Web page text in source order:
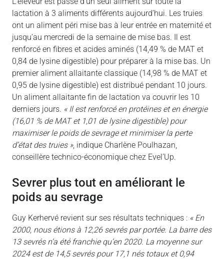
lactation à 3 aliments différents aujourd’hui. Les truies
ont un aliment péri mise bas à leur entrée en maternité et
jusqu’au mercredi de la semaine de mise bas. Il est
renforcé en fibres et acides aminés (14,49 % de MAT et
0,84 de lysine digestible) pour préparer à la mise bas. Un
premier aliment allaitante classique (14,98 % de MAT et
0,95 de lysine digestible) est distribué pendant 10 jours.
Un aliment allaitante fin de lactation va couvrir les 10
derniers jours. « Il est renforcé en protéines et en énergie
(16,01 % de MAT et 1,01 de lysine digestible) pour
maximiser le poids de sevrage et minimiser la perte
d’état des truies », indique Charlène Poulhazan,
conseillère technico-économique chez Evel’Up.
sevrer plus tout en améliorant le
poids au sevrage
Guy Kerhervé revient sur ses résultats techniques : « En
2000, nous étions à 12,26 sevrés par portée. La barre des
13 sevrés n’a été franchie qu’en 2020. La moyenne sur
2024 est de 14,5 sevrés pour 17,1 nés totaux et 0,94